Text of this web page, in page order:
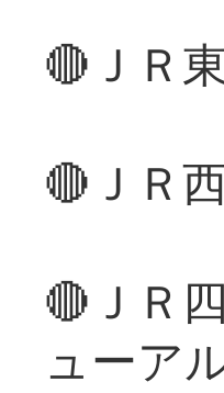
🔴ＪＲ
🔴ＪＲ
🔴ＪＲ
ューア